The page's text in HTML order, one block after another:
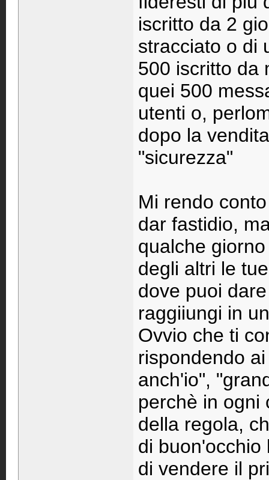
iscritto da 2
stracciato o di
500 iscritto da
quei 500
utenti o,
dopo la
"sicurezza"
Mi rendo
dar fastidio,
qualche
degli altri le
dove puoi
raggiiungi in
Ovvio che ti
rispondendo
anch'io",
perchè in ogni
della regola,
di buon'occhio
di vendere il